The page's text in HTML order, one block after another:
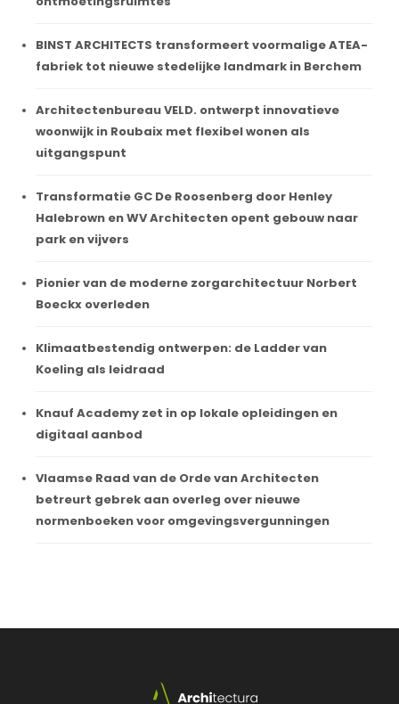
BINST ARCHITECTS transformeert voormalige ATEA-
fabriek tot nieuwe stedelijke landmark in Berchem
Architectenbureau VELD. ontwerpt innovatieve
woonwijk in Roubaix met flexibel wonen als
uitgangspunt
Transformatie GC De Roosenberg door Henley
Halebrown en WV Architecten opent gebouw naar
park en vijvers
Pionier van de moderne zorgarchitectuur Norbert
Boeckx overleden
Klimaatbestendig ontwerpen: de Ladder van
Koeling als leidraad
Knauf Academy zet in op lokale opleidingen en
digitaal aanbod
Vlaamse Raad van de Orde van Architecten
betreurt gebrek aan overleg over nieuwe
normenboeken voor omgevingsvergunningen